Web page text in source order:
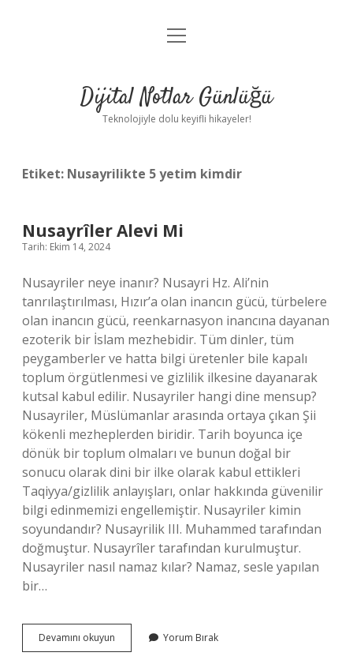
Anasayfa
Yasal Uyarı
menüyü
Dijital Notlar Günlüğü
Teknolojiyle dolu keyifli hikayeler!
Etiket: Nusayrilikte 5 yetim kimdir
Nusayrîler Alevi Mi
Tarih: Ekim 14, 2024
Nusayriler neye inanır? Nusayri Hz. Ali’nin
tanrılaştırılması, Hızır’a olan inancın gücü, türbelere
olan inancın gücü, reenkarnasyon inancına dayanan
ezoterik bir İslam mezhebidir. Tüm dinler, tüm
peygamberler ve hatta bilgi üretenler bile kapalı
toplum örgütlenmesi ve gizlilik ilkesine dayanarak
kutsal kabul edilir. Nusayriler hangi dine mensup?
Nusayriler, Müslümanlar arasında ortaya çıkan Şii
kökenli mezheplerden biridir. Tarih boyunca içe
dönük bir toplum olmaları ve bunun doğal bir
sonucu olarak dini bir ilke olarak kabul ettikleri
Taqiyya/gizlilik anlayışları, onlar hakkında güvenilir
bilgi edinmemizi engellemiştir. Nusayriler kimin
soyundandır? Nusayrilik III. Muhammed tarafından
doğmuştur. Nusayrîler tarafından kurulmuştur.
Nusayriler nasıl namaz kılar? Namaz, sesle yapılan
bir…
Devamını okuyun Nusayrîler
Alevi
Yorum Bırak